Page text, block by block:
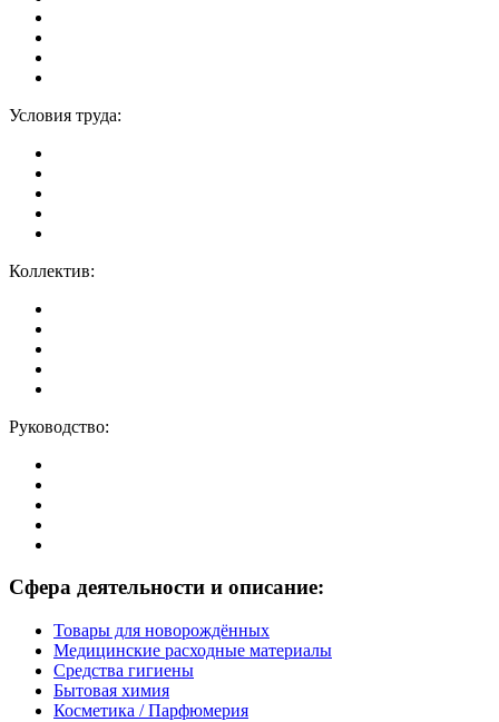
Условия труда:
Коллектив:
Руководство:
Сфера деятельности и описание:
Товары для новорождённых
Медицинские расходные материалы
Средства гигиены
Бытовая химия
Косметика / Парфюмерия